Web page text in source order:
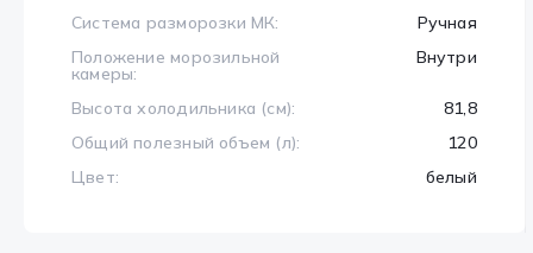
Система разморозки МК:
Ручная
Положение морозильной
камеры:
Внутри
Высота холодильника (см):
81,8
Общий полезный объем (л):
120
Цвет:
белый